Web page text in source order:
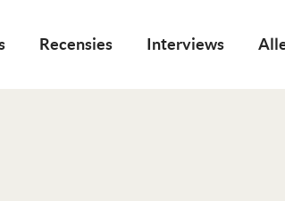
Recensies Interviews